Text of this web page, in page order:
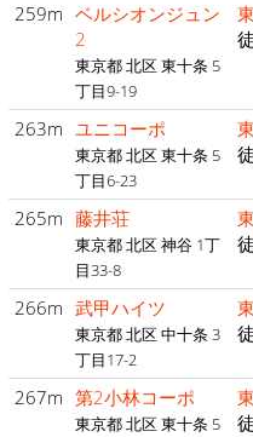
259m ベルシオンジュン
2
東京都 北区 東十条 5
丁目9-19
263m ユニコーポ
東京都 北区 東十条 5
丁目6-23
265m 藤井荘
東京都 北区 神谷 1丁
目33-8
266m 武甲ハイツ
東京都 北区 中十条 3
丁目17-2
267m 第2小林コーポ
東京都 北区 東十条 5